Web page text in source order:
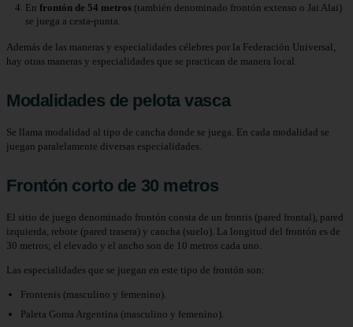
En frontón de 54 metros (también denominado frontón extenso o Jai Alai)
se juega a cesta-punta.
Además de las maneras y especialidades célebres por la Federación Universal,
hay otras maneras y especialidades que se practican de manera local.
Modalidades de pelota vasca
Se llama modalidad al tipo de cancha donde se juega. En cada modalidad se
juegan paralelamente diversas especialidades.
Frontón corto de 30 metros
El sitio de juego denominado frontón consta de un frontis (pared frontal), pared
izquierda, rebote (pared trasera) y cancha (suelo). La longitud del frontón es de
30 metros; el elevado y el ancho son de 10 metros cada uno.
Las especialidades que se juegan en este tipo de frontón son:
Frontenis (masculino y femenino).
Paleta Goma Argentina (masculino y femenino).